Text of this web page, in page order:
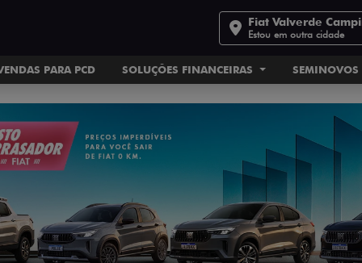
Fiat Valverde
Estou em outra cidade
PARA PCD SOLUÇÕES FINANCEIRAS SEMINOVOS